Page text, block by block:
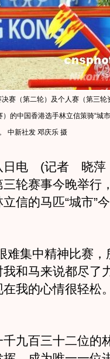
赛（第二轮）及个人赛（第三轮
的中国香港选手林立信策骑“城
中新社发 邓庆乐 摄
电 (记者 晓萍
轮赛事今晚举行
信的马匹“城市”
集中精神比赛，
和马来说都尽了
我的心情很轻松
九百三十二位的